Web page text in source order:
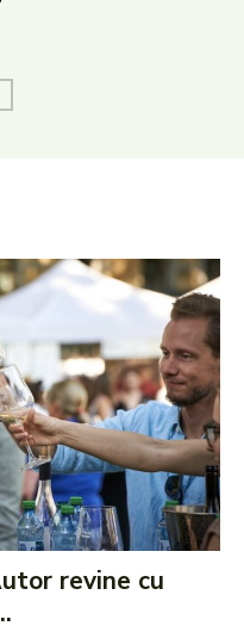
revine cu